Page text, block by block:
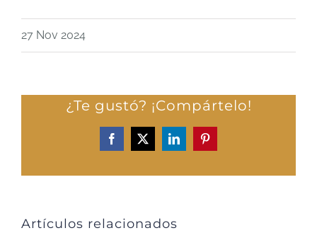
27 Nov 2024
¿Te gustó? ¡Compártelo!
Facebook
X LinkedInPinterest
Artículos relacionados